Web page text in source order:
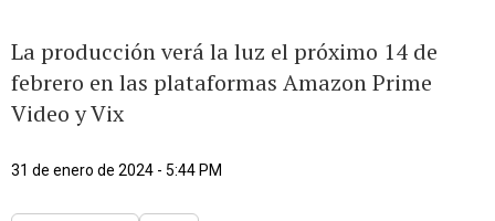
La producción verá la luz el próximo 14 de
febrero en las plataformas Amazon Prime
Video y Vix
31 de enero de 2024 - 5:44 PM